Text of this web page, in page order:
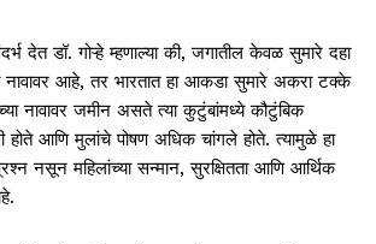
देत डॉ. गोऱ्हे म्हणाल्या की, जगातील केवळ सुमारे दहा
नावावर आहे, तर भारतात हा आकडा सुमारे अकरा टक्के
नावावर जमीन असते त्या कुटुंबांमध्ये कौटुंबिक
होते आणि मुलांचे पोषण अधिक चांगले होते. त्यामुळे हा
नसून महिलांच्या सन्मान, सुरक्षितता आणि आर्थिक